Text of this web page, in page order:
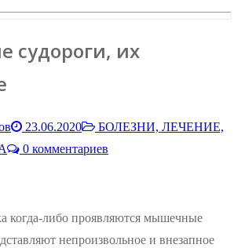
их
23.06.2020
БОЛЕЗНИ, ЛЕЧЕНИЕ,
0 комментариев
когда-либо проявляются мышечные
непроизвольное и внезапное